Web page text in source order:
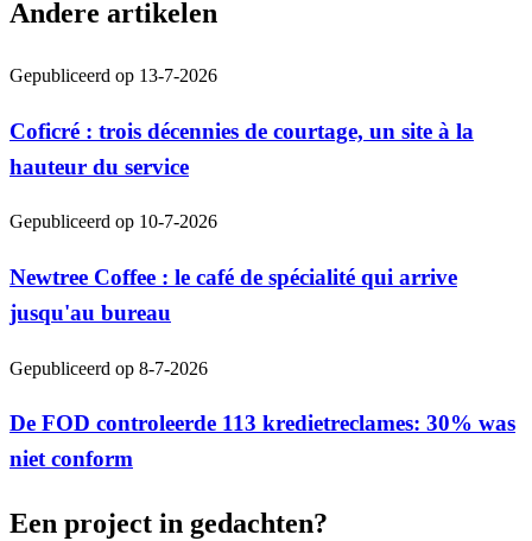
Andere artikelen
Gepubliceerd op 13-7-2026
Coficré : trois décennies de courtage, un site à la
hauteur du service
Gepubliceerd op 10-7-2026
Newtree Coffee : le café de spécialité qui arrive
jusqu'au bureau
Gepubliceerd op 8-7-2026
De FOD controleerde 113 kredietreclames: 30% was
niet conform
Een project in gedachten?